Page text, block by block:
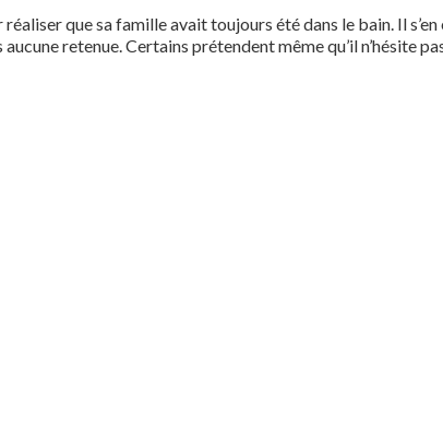
que sa famille avait toujours été dans le bain. Il
retenue. Certains prétendent même qu’il n’hésite